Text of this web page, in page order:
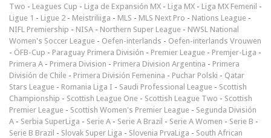
Two - Leagues Cup - Liga de Expansión MX - Liga MX - Liga MX Femenil -
Ligue 1 - Ligue 2 - Meistriliiga - MLS - MLS Next Pro - Nations League -
NIFL Premiership - NISA - Northern Super League - NWSL National
Women's Soccer League - Oefen-interlands - Oefen-interlands Vrouwen
- ÖFB-Cup - Paraguay Primera División - Premier League - Premjer-Liga -
Primera A - Primera Division - Primera Division Argentina - Primera
División de Chile - Primera División Femenina - Puchar Polski - Qatar
Stars League - Romania Liga I - Saudi Professional League - Scottish
Championship - Scottish League One - Scottish League Two - Scottish
Premier League - Scottish Women's Premier League - Segunda División
A - Serbia SuperLiga - Serie A - Serie A Brazil - Serie A Women - Serie B -
Serie B Brazil - Slovak Super Liga - Slovenia PrvaLiga - South African